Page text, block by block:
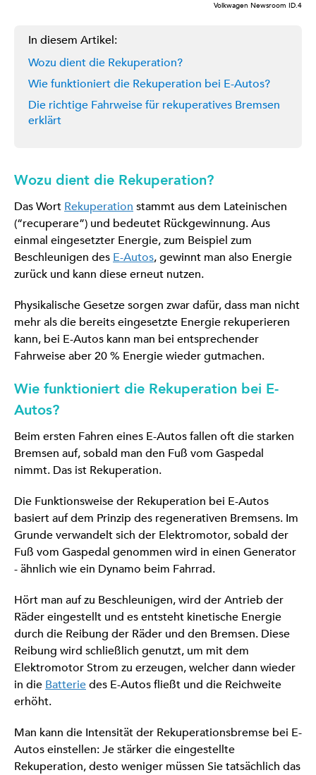
Volkwagen Newsroom ID.4
In diesem Artikel:
Wozu dient die Rekuperation?
Wie funktioniert die Rekuperation bei E-Autos?
Die richtige Fahrweise für rekuperatives Bremsen
erklärt
Wozu dient die Rekuperation?
Das Wort Rekuperation stammt aus dem Lateinischen
(“recuperare”) und bedeutet Rückgewinnung. Aus
einmal eingesetzter Energie, zum Beispiel zum
Beschleunigen des E-Autos, gewinnt man also Energie
zurück und kann diese erneut nutzen.
Physikalische Gesetze sorgen zwar dafür, dass man nicht
mehr als die bereits eingesetzte Energie rekuperieren
kann, bei E-Autos kann man bei entsprechender
Fahrweise aber 20 % Energie wieder gutmachen.
Wie funktioniert die Rekuperation bei E-
Autos?
Beim ersten Fahren eines E-Autos fallen oft die starken
Bremsen auf, sobald man den Fuß vom Gaspedal
nimmt. Das ist Rekuperation.
Die Funktionsweise der Rekuperation bei E-Autos
basiert auf dem Prinzip des regenerativen Bremsens. Im
Grunde verwandelt sich der Elektromotor, sobald der
Fuß vom Gaspedal genommen wird in einen Generator
- ähnlich wie ein Dynamo beim Fahrrad.
Hört man auf zu Beschleunigen, wird der Antrieb der
Räder eingestellt und es entsteht kinetische Energie
durch die Reibung der Räder und den Bremsen. Diese
Reibung wird schließlich genutzt, um mit dem
Elektromotor Strom zu erzeugen, welcher dann wieder
in die Batteriedes E-Autos fließt und die Reichweite
erhöht.
Man kann die Intensität der Rekuperationsbremse bei E-
Autos einstellen: Je stärker die eingestellte
Rekuperation, desto weniger müssen Sie tatsächlich das